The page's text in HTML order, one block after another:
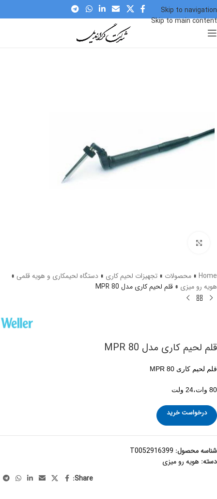
Skip to navigation
Skip to main content
Home
» محصولات » تجهیزات لحیم کاری » دستگاه لحیمکاری و هویه قلمی »
هویه رو میزی » قلم لحیم کاری مدل MPR 80
قلم لحیم کاری مدل MPR 80
قلم لحیم کاری MPR 80
80 وات،24 ولت
درخواست خرید
شناسه محصول: T0052916399
دسته: هویه رو میزی
Share: